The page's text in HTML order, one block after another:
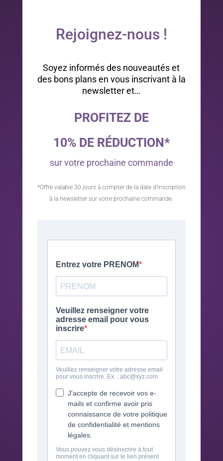
Rejoignez-nous !
Soyez informés des nouveautés et
des bons plans en vous inscrivant à la
newsletter et…
PROFITEZ DE
10% DE RÉDUCTION*
sur votre prochaine commande
*Offre valable 30 jours à compter de la date d’inscription
à la newsletter sur votre prochaine commande.